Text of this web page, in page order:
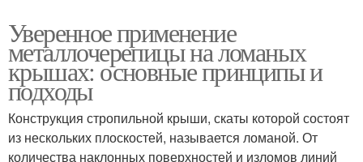
Уверенное применение
металлочерепицы на ломаных
крышах: основные принципы и
подходы
Конструкция стропильной крыши, скаты которой состоят
из нескольких плоскостей, называется ломаной. От
количества наклонных поверхностей и изломов линий